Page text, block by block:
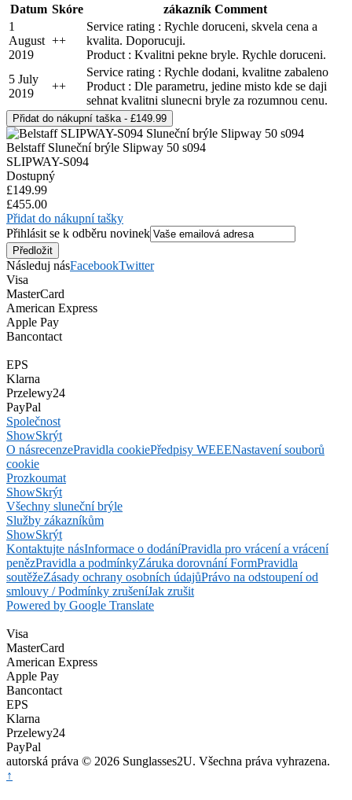
Datum Skóre
zákazník Comment
1
August
2019
++
Service rating : Rychle doruceni, skvela cena a
kvalita. Doporucuji.
Product : Kvalitni pekne bryle. Rychle doruceni.
5 July
2019
++
Service rating : Rychle dodani, kvalitne zabaleno
Product : Dle parametru, jedine misto kde se daji
sehnat kvalitni slunecni bryle za rozumnou cenu.
Belstaff Sluneční brýle Slipway 50 s094
SLIPWAY-S094
Dostupný
£149.99
£455.00
Přidat do nákupní tašky
Přihlásit se k odběru novinek
Následuj násFacebookTwitter
Visa
MasterCard
American Express
Apple Pay
Bancontact
EPS
Klarna
Przelewy24
PayPal
Společnost
ShowSkrýt
O násrecenzePravidla cookiePředpisy WEEENastavení souborů
cookie
Prozkoumat
ShowSkrýt
Všechny sluneční brýle
Služby zákazníkům
ShowSkrýt
Kontaktujte násInformace o dodáníPravidla pro vrácení a vrácení
penězPravidla a podmínkyZáruka dorovnání FormPravidla
soutěžeZásady ochrany osobních údajůPrávo na odstoupení od
smlouvy / Podmínky zrušeníJak zrušit
Powered by Google Translate
Visa
MasterCard
American Express
Apple Pay
Bancontact
EPS
Klarna
Przelewy24
PayPal
autorská práva © 2026 Sunglasses2U. Všechna práva vyhrazena.
↑